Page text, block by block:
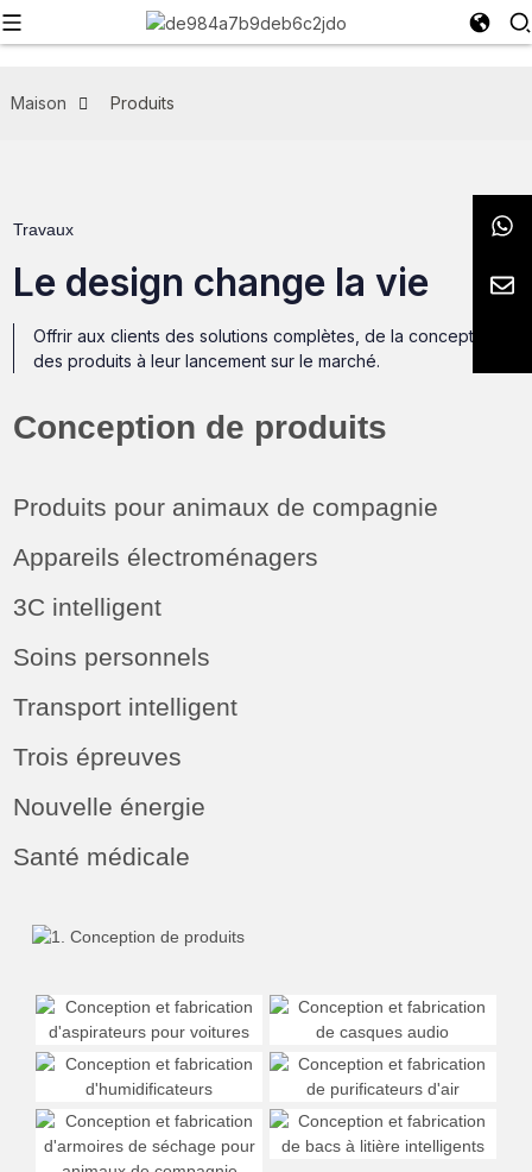
Maison Produits
Travaux
Le design change la vie
Offrir aux clients des solutions complètes, de la conception
des produits à leur lancement sur le marché.
Conception de produits
Produits pour animaux de compagnie
Appareils électroménagers
3C intelligent
Soins personnels
Transport intelligent
Trois épreuves
Nouvelle énergie
Santé médicale